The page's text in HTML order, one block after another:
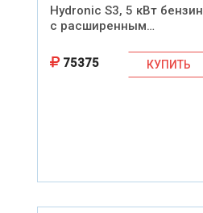
Hydronic S3, 5 кВт бензин
с расширенным…
75375 КУПИТЬ